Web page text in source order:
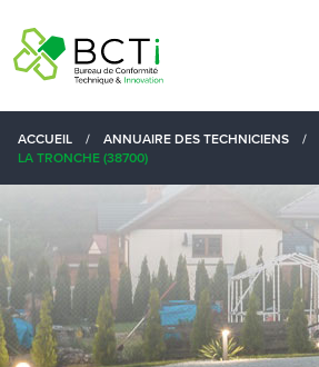
ACCUEIL / ANNUAIRE DES TECHNICIENS /
LA TRONCHE (38700)